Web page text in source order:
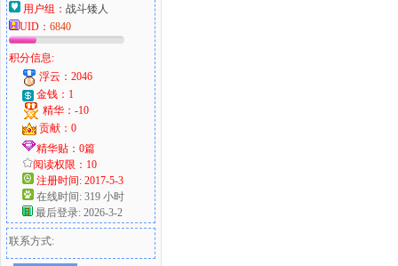
用户组： 战斗矮人
UID： 6840
积分信息:
浮云：2046
金钱：1
精华：-10
贡献：0
精华贴：0篇
阅读权限：10
注册时间: 2017-5-3
在线时间: 319 小时
最后登录: 2026-3-2
联系方式: